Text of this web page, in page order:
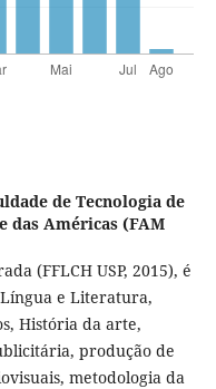
de Tecnologia de
das Américas (FAM
(FFLCH USP, 2015), é
e Literatura,
História da arte,
produção de
metodologia da